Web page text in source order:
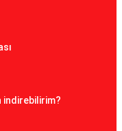
indirebilirim?